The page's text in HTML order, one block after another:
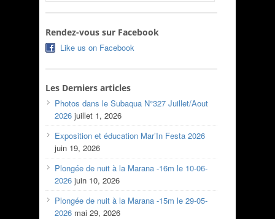
Rendez-vous sur Facebook
Like us on Facebook
Les Derniers articles
Photos dans le Subaqua N°327 Juillet/Aout
2026 juillet 1, 2026
Exposition et éducation Mar’In Festa 2026
juin 19, 2026
Plongée de nuit à la Marana -16m le 10-06-
2026 juin 10, 2026
Plongée de nuit à la Marana -15m le 29-05-
2026 mai 29, 2026